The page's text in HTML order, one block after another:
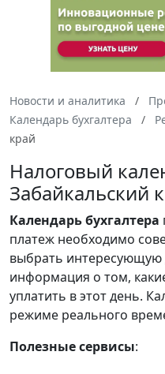
Новости и аналитика
Календарь бухгалтера
край
Налоговый
Забайкальский
Календарьбухгалтера
платеж необходимо
выбрать интересующую
информация о том,
уплатить в этот день.
режиме реального
Полезные сервисы: